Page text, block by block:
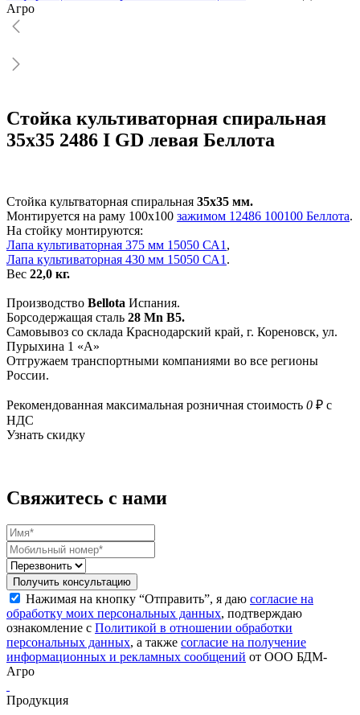
Агро
Стойка культиваторная спиральная
35х35 2486 I GD левая Беллота
Стойка культваторная спиральная 35х35 мм.
Монтируется на раму 100х100 зажимом 12486 100100 Беллота.
На стойку монтируются:
Лапа культиваторная 375 мм 15050 СА1 ,
Лапа культиваторная 430 мм 15050 СА1 .
Вес 22,0 кг.
Производство Bellota Испания.
Борсодержащая сталь 28 Mn B5.
Самовывоз со склада Краснодарский край, г. Кореновск, ул.
Пурыхина 1 «А»
Отгружаем транспортными компаниями во все регионы
России.
Рекомендованная максимальная розничная стоимость 0 ₽ с
НДС
Узнать скидку
Свяжитесь с нами
Получить консультацию
Нажимая на кнопку “Отправить”, я даю согласие на
обработку моих персональных данных, подтверждаю
ознакомление с Политикой в отношении обработки
персональных данных, а также согласие на получение
информационных и рекламных сообщений от ООО БДМ-
Агро
Продукция